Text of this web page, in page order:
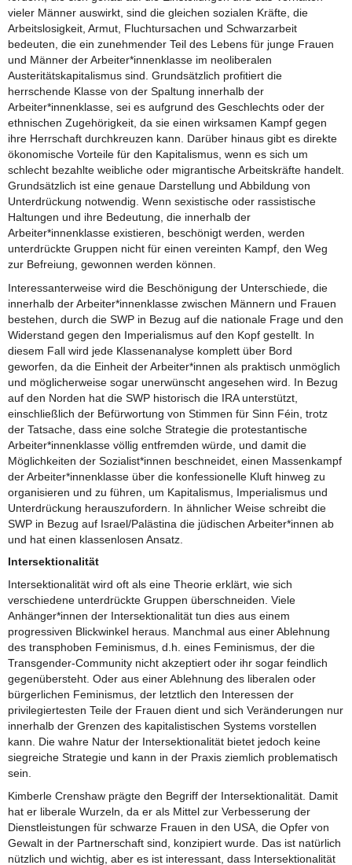
vieler Männer auswirkt, sind die gleichen sozialen Kräfte, die
Arbeitslosigkeit, Armut, Fluchtursachen und Schwarzarbeit
bedeuten, die ein zunehmender Teil des Lebens für junge Frauen
und Männer der Arbeiter*innenklasse im neoliberalen
Austeritätskapitalismus sind. Grundsätzlich profitiert die
herrschende Klasse von der Spaltung innerhalb der
Arbeiter*innenklasse, sei es aufgrund des Geschlechts oder der
ethnischen Zugehörigkeit, da sie einen wirksamen Kampf gegen
ihre Herrschaft durchkreuzen kann. Darüber hinaus gibt es direkte
ökonomische Vorteile für den Kapitalismus, wenn es sich um
schlecht bezahlte weibliche oder migrantische Arbeitskräfte handelt.
Grundsätzlich ist eine genaue Darstellung und Abbildung von
Unterdrückung notwendig. Wenn sexistische oder rassistische
Haltungen und ihre Bedeutung, die innerhalb der
Arbeiter*innenklasse existieren, beschönigt werden, werden
unterdrückte Gruppen nicht für einen vereinten Kampf, den Weg
zur Befreiung, gewonnen werden können.
Interessanterweise wird die Beschönigung der Unterschiede, die
innerhalb der Arbeiter*innenklasse zwischen Männern und Frauen
bestehen, durch die SWP in Bezug auf die nationale Frage und den
Widerstand gegen den Imperialismus auf den Kopf gestellt. In
diesem Fall wird jede Klassenanalyse komplett über Bord
geworfen, da die Einheit der Arbeiter*innen als praktisch unmöglich
und möglicherweise sogar unerwünscht angesehen wird. In Bezug
auf den Norden hat die SWP historisch die IRA unterstützt,
einschließlich der Befürwortung von Stimmen für Sinn Féin, trotz
der Tatsache, dass eine solche Strategie die protestantische
Arbeiter*innenklasse völlig entfremden würde, und damit die
Möglichkeiten der Sozialist*innen beschneidet, einen Massenkampf
der Arbeiter*innenklasse über die konfessionelle Kluft hinweg zu
organisieren und zu führen, um Kapitalismus, Imperialismus und
Unterdrückung herauszufordern. In ähnlicher Weise schreibt die
SWP in Bezug auf Israel/Palästina die jüdischen Arbeiter*innen ab
und hat einen klassenlosen Ansatz.
Intersektionalität
Intersektionalität wird oft als eine Theorie erklärt, wie sich
verschiedene unterdrückte Gruppen überschneiden. Viele
Anhänger*innen der Intersektionalität tun dies aus einem
progressiven Blickwinkel heraus. Manchmal aus einer Ablehnung
des transphoben Feminismus, d.h. eines Feminismus, der die
Transgender-Community nicht akzeptiert oder ihr sogar feindlich
gegenübersteht. Oder aus einer Ablehnung des liberalen oder
bürgerlichen Feminismus, der letztlich den Interessen der
privilegiertesten Teile der Frauen dient und sich Veränderungen nur
innerhalb der Grenzen des kapitalistischen Systems vorstellen
kann. Die wahre Natur der Intersektionalität bietet jedoch keine
siegreiche Strategie und kann in der Praxis ziemlich problematisch
sein.
Kimberle Crenshaw prägte den Begriff der Intersektionalität. Damit
hat er liberale Wurzeln, da er als Mittel zur Verbesserung der
Dienstleistungen für schwarze Frauen in den USA, die Opfer von
Gewalt in der Partnerschaft sind, konzipiert wurde. Das ist natürlich
nützlich und wichtig, aber es ist interessant, dass Intersektionalität